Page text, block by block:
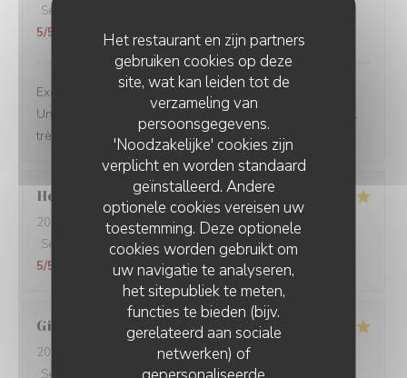
Het restaurant en zijn partners
gebruiken cookies op deze
site, wat kan leiden tot de
verzameling van
persoonsgegevens.
'Noodzakelijke' cookies zijn
verplicht en worden standaard
geïnstalleerd. Andere
optionele cookies vereisen uw
toestemming. Deze optionele
cookies worden gebruikt om
uw navigatie te analyseren,
het sitepubliek te meten,
functies te bieden (bijv.
gerelateerd aan sociale
netwerken) of
Service
5/5
Excellente table. Produits de qualité, belle présentation.
Un vrai moment de gastronomie Française. Et personnel
très agréable.
Hervé
2026-07-03
- 19:30 - Gasten 2
Service
Atmosfeer: 5/5 Keuken: 5 /5 Kwaliteit / Prijs
5/5
Gilles
2026-06-23
- 12:30 - Gasten 5
Service
Atmosfeer: 5/5 Keuken:5/5